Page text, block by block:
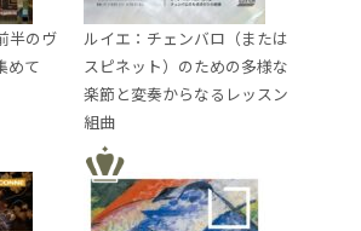
半のヴ
めて
ルイエ：チェンバロ（または
スピネット）のための多様な
楽節と変奏からなるレッスン
組曲